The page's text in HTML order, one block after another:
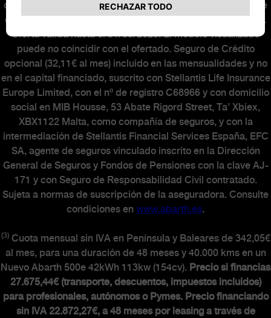
operación financiera. Al final del contrato podrá elegir entre
entregar su vehículo, o abonar o refinanciar la última cuota.
Oferta válida hasta el 31/08/2026. El modelo visualizado
puede no coincidir con el ofertado. Seguro de Crédito
opcional (32,11€ al mes) incluido en las mensualidades y no
en el capital financiado, suscrito con Stellantis Life Insurance
Europe Limited, con el nº de registro C68966 y con domicilio
social en MIB Housse, 53 Abate Rigord Street, Ta’ Xbiex,
XBX1122 Malta, como compañía de seguros, y con la
intermediación de Stellantis Financial Services España, EFC
SA, agente de seguros vinculado inscrito en la Dirección
General de Seguros y Fondos de Pensiones con la clave AJ-
171 y con Seguro de Responsabilidad Civil contratado.
Sujeta a normas de suscripción de la aseguradora. Consulte
condiciones en www.abarth.es.
(3)Cuota mensual sin IVA en Península y Baleares de 342,05€
al mes, para una duración de 48 meses y 40.000 kms en un
Nuevo Abarth 500e 42kWh 113kw (154cv). Precio si financias
27.675,44€ (transporte, descuentos, impuestos incluidos)
para profesionales, autónomos o Pymes. Precio financiando
sin IVA 22.872,27€, a 48 meses por leasing a través de